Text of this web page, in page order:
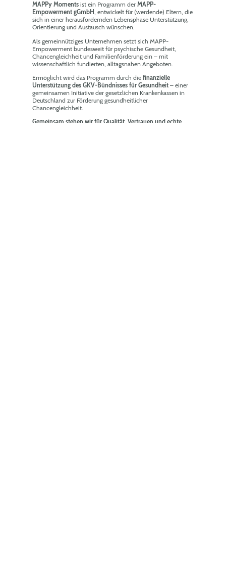
MAPPy Moments ist ein Programm der MAPP-
Empowerment gGmbH, entwickelt für (werdende) Eltern, die
sich in einer herausfordernden Lebensphase Unterstützung,
Orientierung und Austausch wünschen.
Als gemeinnütziges Unternehmen setzt sich MAPP-
Empowerment bundesweit für psychische Gesundheit,
Chancengleichheit und Familienförderung ein – mit
wissenschaftlich fundierten, alltagsnahen Angeboten.
Ermöglicht wird das Programm durch die finanzielle
Unterstützung des GKV-Bündnisses für Gesundheit – einer
gemeinsamen Initiative der gesetzlichen Krankenkassen in
Deutschland zur Förderung gesundheitlicher
Chancengleichheit.
Gemeinsam stehen wir für Qualität, Vertrauen und echte